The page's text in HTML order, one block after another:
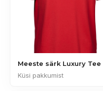
Meeste särk Luxury Tee
Küsi pakkumist